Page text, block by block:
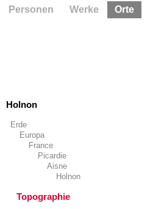
Holnon
Erde
Europa
France
Picardie
Aisne
Holnon
Topographie
Personen Werke Orte